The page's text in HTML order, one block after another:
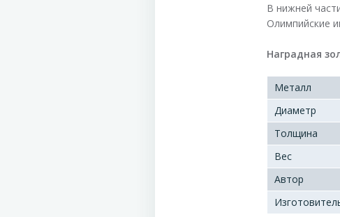
В нижней
Олимпийские
Наградная
Металл
Диаметр
Толщина
Вес
Автор